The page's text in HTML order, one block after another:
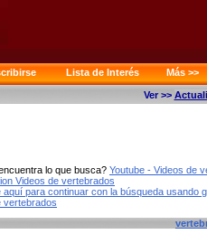
Lista de Interés
Más >>
Ver >>
lo que busca? Youtube - Videos de
Videos de vertebrados
aquí para continuar con la búsqueda usando
vertebrados